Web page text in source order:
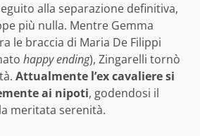
alla separazione definitiva,
più nulla. Mentre Gemma
le braccia di Maria De Filippi
happy ending), Zingarelli tornò
Attualmente l’ex cavaliere si
ai nipoti, godendosi il
meritata serenità.